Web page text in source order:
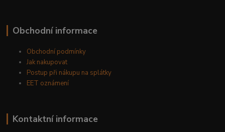
Obchodní informace
Obchodní podmínky
Jak nakupovat
Postup při nákupu na splátky
EET oznámení
Kontaktní informace